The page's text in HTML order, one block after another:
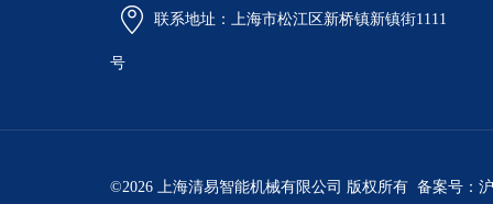
联系地址：上海市松江区新桥镇新镇街1111
号
©2026 上海清易智能机械有限公司 版权所有 备案号：